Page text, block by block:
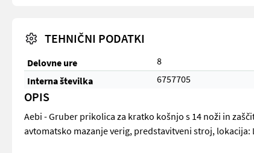
TEHNIČNI PODATKI
Delovne ure
8
Interna številka
6757705
OPIS
Aebi - Gruber prikolica za kratko košnjo s 14 noži in
avtomatsko mazanje verig, predstavitveni stroj,